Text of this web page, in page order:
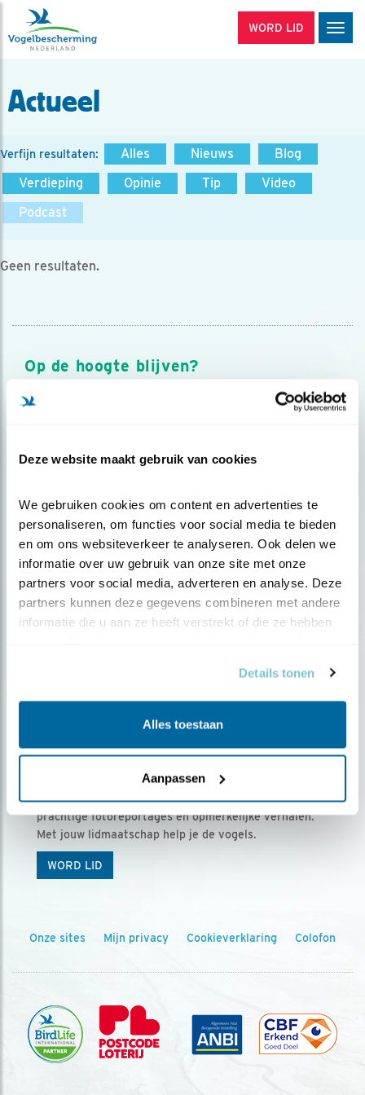
Deze website maakt gebruik van cookies
We gebruiken cookies om content en advertenties te
personaliseren, om functies voor social media te bieden
en om ons websiteverkeer te analyseren. Ook delen we
informatie over uw gebruik van onze site met onze
partners voor social media, adverteren en analyse. Deze
partners kunnen deze gegevens combineren met andere
informatie die u aan ze heeft verstrekt of die ze hebben
Details tonen
Alles toestaan
Aanpassen
WORD LID
Actueel
Verfijn resultaten: Alles Nieuws
Blog
Verdieping
Opinie Tip
Video
Podcast
Geen resultaten.
Op de hoogte blijven?
Meld je aan en ontvang nieuws, inspiratie, acties en tips
over vogels en activiteiten van Vogelbescherming.
Ontvang 5 x Vogels voor € 36,00 per jaar
Vogels is het tijdschrift voor onze leden, met
prachtige fotoreportages en opmerkelijke verhalen.
Met jouw lidmaatschap help je de vogels.
WORD LID
Onze sites Mijn privacy Cookieverklaring Colofon